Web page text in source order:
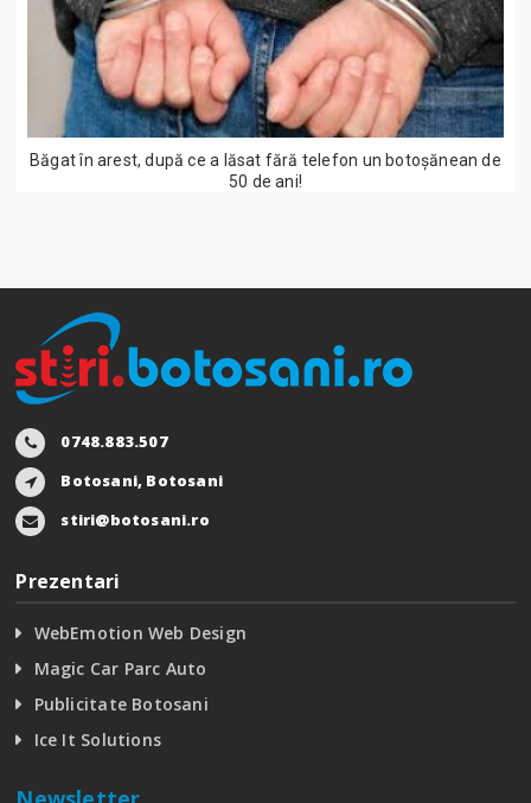
Băgat în arest, după ce a lăsat fără telefon un botoșănean de
50 de ani!
0748.883.507
Botosani, Botosani
stiri@botosani.ro
Prezentari
WebEmotion Web Design
Magic Car Parc Auto
Publicitate Botosani
Ice It Solutions